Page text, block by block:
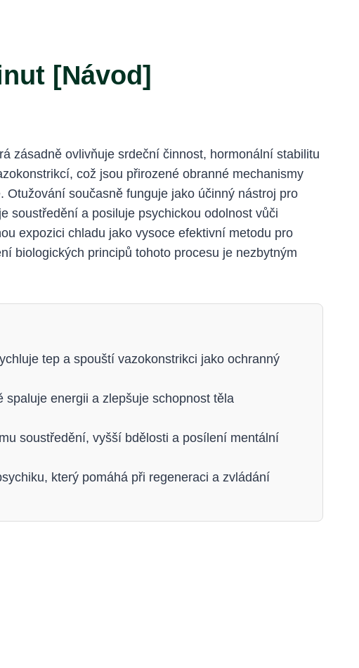
[Návod]
zásadně ovlivňuje srdeční činnost, hormonální stabilitu
což jsou přirozené obranné mechanismy
současně funguje jako účinný nástroj pro
soustředění a posiluje psychickou odolnost vůči
expozici chladu jako vysoce efektivní metodu pro
biologických principů tohoto procesu je nezbytným
tep a spouští vazokonstrikci jako ochranný
energii a zlepšuje schopnost těla
soustředění, vyšší bdělosti a posílení mentální
který pomáhá při regeneraci a zvládání